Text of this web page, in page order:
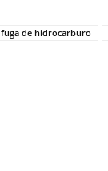
fuga de hidrocarburo